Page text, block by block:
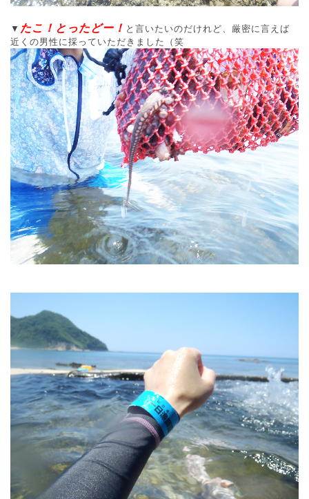
▼ たこ！とったどー！ と言いたいのだけれど、厳密に言えば
近くの男性に採っていただきました（笑